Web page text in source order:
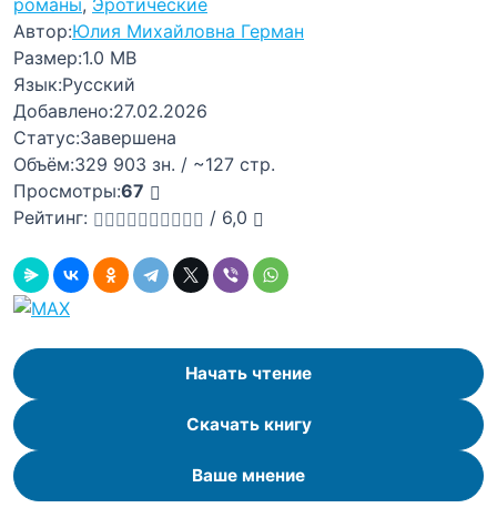
романы, Эротические
Автор:Юлия Михайловна Герман
Размер:1.0 MB
Язык:Русский
Добавлено:27.02.2026
Статус:Завершена
Объём:329 903 зн. / ~127 стр.
Просмотры:67
Рейтинг:
/ 6,0
Начать чтение
Скачать книгу
Ваше мнение